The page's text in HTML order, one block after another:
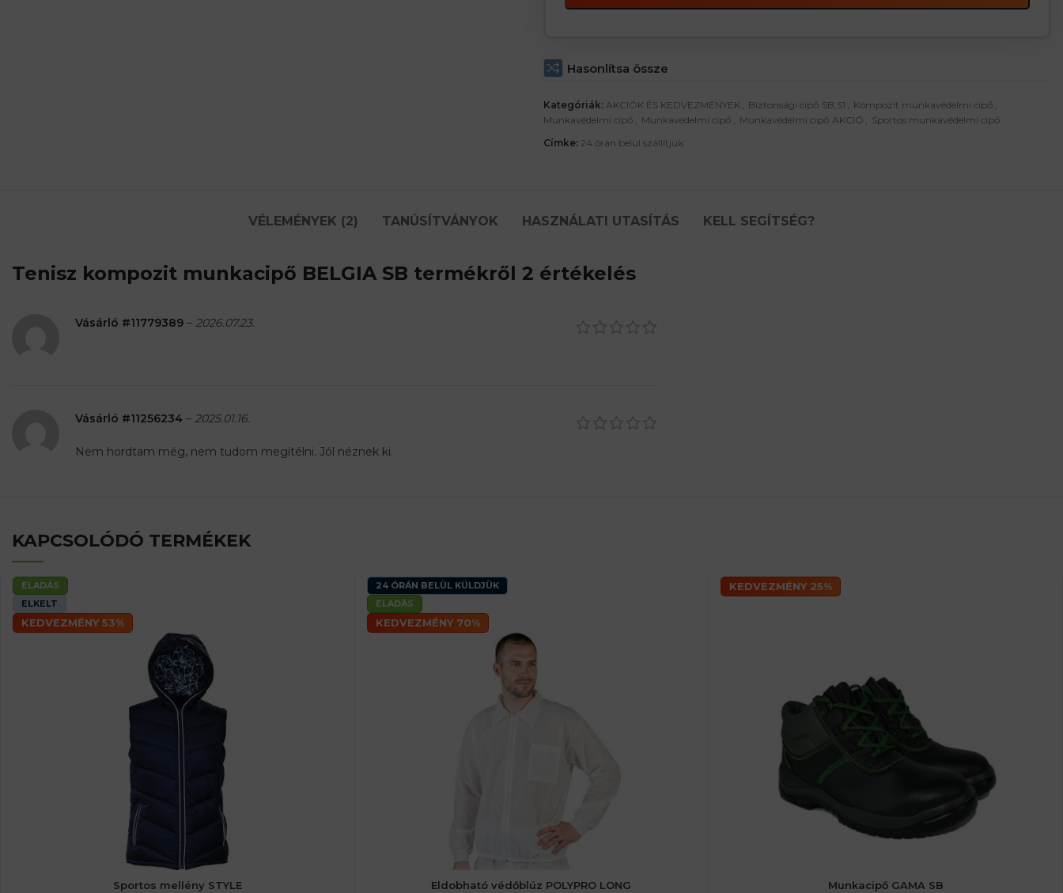
Hasonlítsa össze
Kategóriák: AKCIÓK ÉS KEDVEZMÉNYEK , Biztonsági cipő SB,S1 , Kompozit munkavédelmi cipő ,
Munkavédelmi cipő , Munkavédelmi cipő , Munkavédelmi cipő AKCIÓ , Sportos munkavédelmi cipő
Címke: 24 órán belül szállítjuk
VÉLEMÉNYEK (2) TANÚSÍTVÁNYOK HASZNÁLATI UTASÍTÁS KELL SEGÍTSÉG?
Tenisz kompozit munkacipő BELGIA SB termékről 2 értékelés
Vásárló #11779389 – 2026.07.23.
Vásárló #11256234 – 2025.01.16.
Nem hordtam még, nem tudom megítélni. Jól néznek ki.
KAPCSOLÓDÓ TERMÉKEK
ELADÁS
ELKELT
KEDVEZMÉNY 53%
Sportos mellény STYLE
24 ÓRÁN BELÜL KÜLDJÜK
ELADÁS
KEDVEZMÉNY 70%
Eldobható védőblúz POLYPRO LONG
KEDVEZMÉNY 25%
Munkacipő GAMA SB